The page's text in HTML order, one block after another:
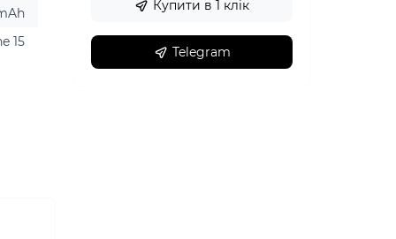
15
Купити в 1 клік
Telegram